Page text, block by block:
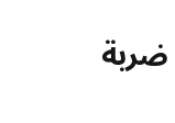
ضربة